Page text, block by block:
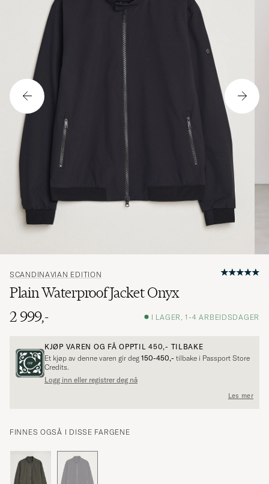
SCANDINAVIAN EDITION
Plain Waterproof Jacket Onyx
2 999,-
I LAGER, 1-4 ARBEIDSDAGER
KJØP VAREN OG FÅ OPPTIL450,- TILBAKE
Et kjøp av denne varen gir deg 150-450,- tilbake i Passport Store
Credits.
Logg inn eller registrer deg nå
Les mer
FINNES OGSÅ I DISSE FARGENE